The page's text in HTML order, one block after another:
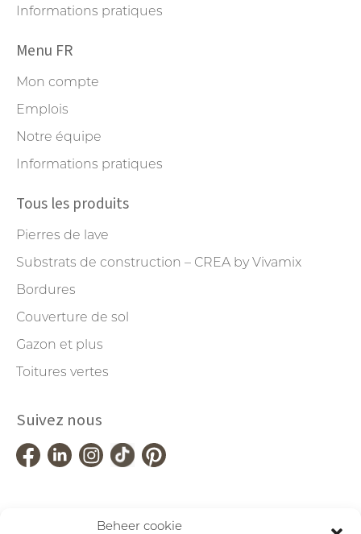
Beheer cookie
Informations pratiques
Menu FR
Mon compte
Emplois
Notre équipe
Informations pratiques
Tous les produits
Pierres de lave
Substrats de construction – CREA by Vivamix
Bordures
Couverture de sol
Gazon et plus
Toitures vertes
Suivez nous